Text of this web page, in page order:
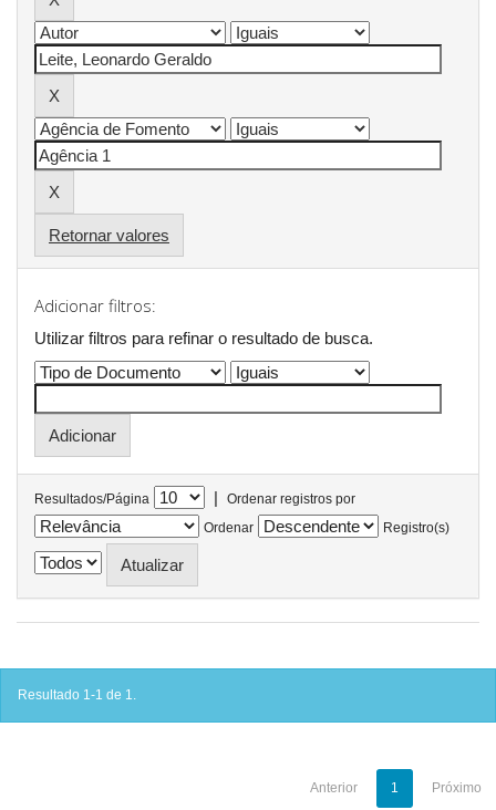
Retornar valores
Adicionar filtros:
Utilizar filtros para refinar o resultado de busca.
Resultados/Página |
Ordenar registros por
Ordenar
Registro(s)
Resultado 1-1 de 1.
Anterior 1 Próximo